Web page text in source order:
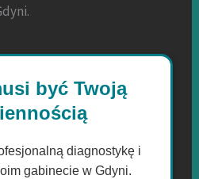
być Twoją
diagnostykę i
gabinecie w Gdyni.